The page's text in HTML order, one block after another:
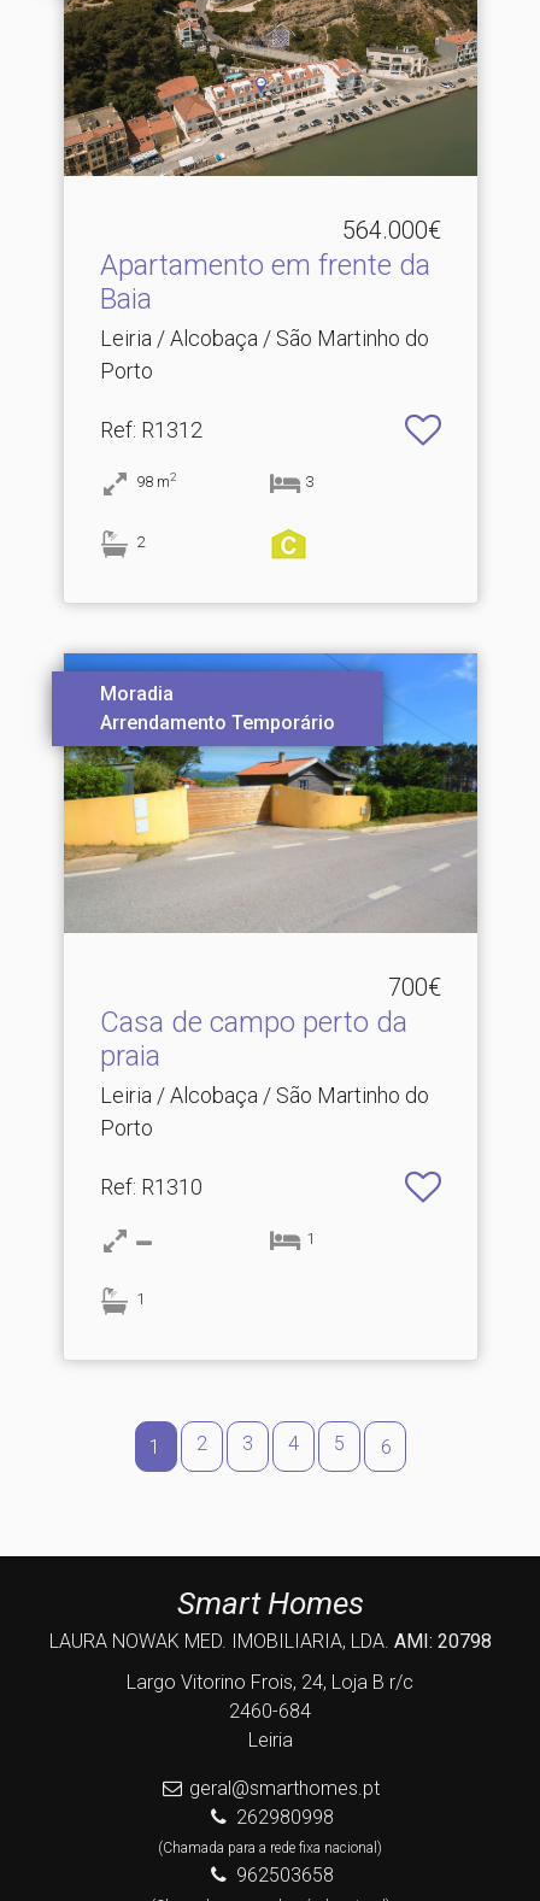
564.000€
Apartamento em frente da
Baia
Leiria / Alcobaça / São Martinho do
Porto
Ref: R1312
98 m2 3
2
Moradia
Arrendamento Temporário
700€
Casa de campo perto da
praia
Leiria / Alcobaça / São Martinho do
Porto
Ref: R1310
1
1
1 2 3 4 5 6
Smart Homes
LAURA NOWAK MED. IMOBILIARIA, LDA. AMI: 20798
Largo Vitorino Frois, 24, Loja B r/c
2460-684
Leiria
geral@smarthomes.pt
262980998
(Chamada para a rede fixa nacional)
962503658